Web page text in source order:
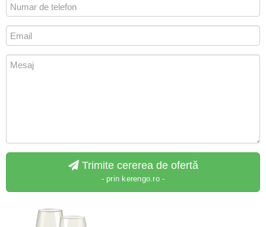
Trimite cererea de ofertă
- prin kerengo.ro -